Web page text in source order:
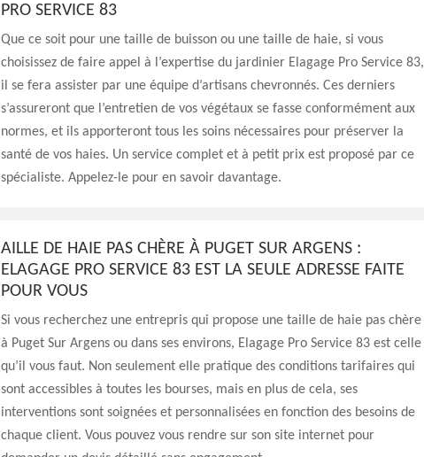
PRO SERVICE 83
Que ce soit pour une taille de buisson ou une taille de haie, si vous
choisissez de faire appel à l’expertise du jardinier Elagage Pro Service 83,
il se fera assister par une équipe d’artisans chevronnés. Ces derniers
s’assureront que l’entretien de vos végétaux se fasse conformément aux
normes, et ils apporteront tous les soins nécessaires pour préserver la
santé de vos haies. Un service complet et à petit prix est proposé par ce
spécialiste. Appelez-le pour en savoir davantage.
AILLE DE HAIE PAS CHÈRE À PUGET SUR ARGENS :
ELAGAGE PRO SERVICE 83 EST LA SEULE ADRESSE FAITE
POUR VOUS
Si vous recherchez une entrepris qui propose une taille de haie pas chère
à Puget Sur Argens ou dans ses environs, Elagage Pro Service 83 est celle
qu’il vous faut. Non seulement elle pratique des conditions tarifaires qui
sont accessibles à toutes les bourses, mais en plus de cela, ses
interventions sont soignées et personnalisées en fonction des besoins de
chaque client. Vous pouvez vous rendre sur son site internet pour